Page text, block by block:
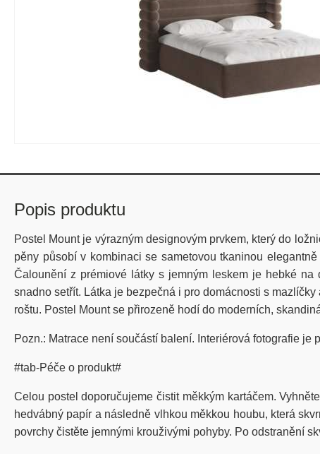
Popis produktu
Postel Mount je výrazným designovým prvkem, který do
pěny působí v kombinaci se sametovou tkaninou
Čalounění z prémiové látky s jemným leskem je hebké
snadno setřít. Látka je bezpečná i pro domácnosti s
roštu. Postel Mount se přirozeně hodí do moderních,
Pozn.: Matrace není součástí balení. Interiérová fotografie je
#tab-Péče o produkt#
Celou postel doporučujeme čistit měkkým kartáčem.
hedvábný papír a následně vlhkou měkkou houbu, která
povrchy čistěte jemnými krouživými pohyby. Po odstranění